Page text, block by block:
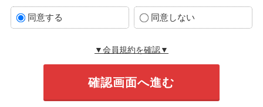
同意する 同意しない
▼会員規約を確認▼